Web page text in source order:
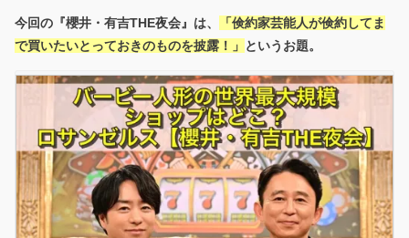
今回の『櫻井・有吉THE夜会』は、
「倹約家芸能人が倹約してま
で買いたいとっておきのものを披露！」 というお題。